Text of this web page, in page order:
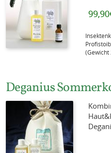
(Gewicht
Deganius